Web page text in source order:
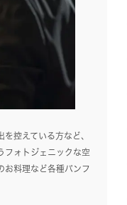
控えている方など、
フォトジェニックな空
お料理など各種パンフ